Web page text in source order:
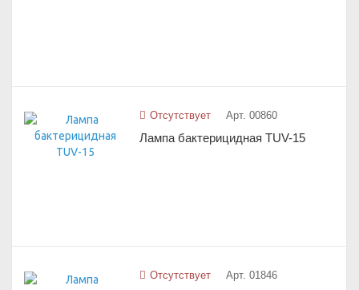
Отсутствует Арт. 00860
Лампа бактерицидная TUV-15
Отсутствует Арт. 01846